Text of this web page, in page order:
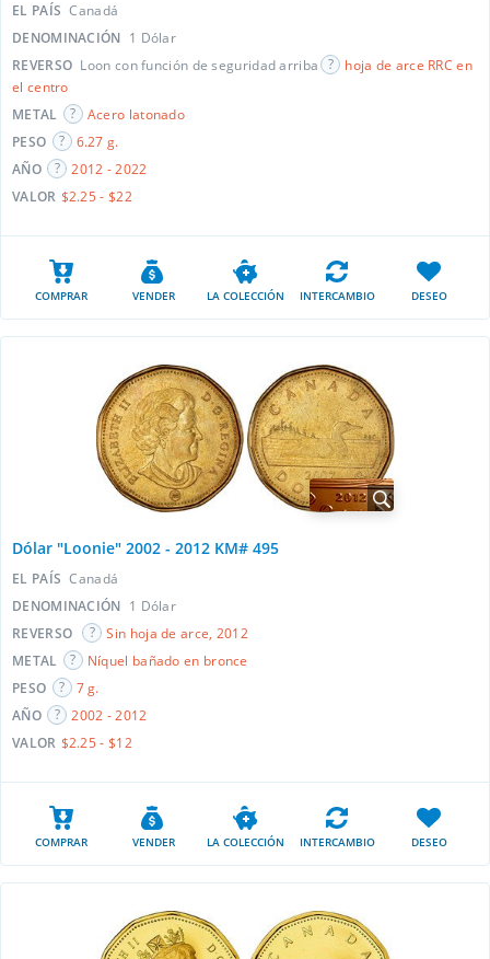
EL PAÍS Canadá
DENOMINACIÓN 1 Dólar
REVERSO Loon con función de seguridad arriba
hoja de arce RRC en
el centro
METAL
Acero latonado
PESO
6.27 g.
AÑO
2012 - 2022
VALOR $2.25 - $22
COMPRAR VENDER LA COLECCIÓN INTERCAMBIO DESEO
Dólar "Loonie" 2002 - 2012 KM# 495
EL PAÍS Canadá
DENOMINACIÓN 1 Dólar
REVERSO
Sin hoja de arce, 2012
METAL
Níquel bañado en bronce
PESO
7 g.
AÑO
2002 - 2012
VALOR $2.25 - $12
COMPRAR VENDER LA COLECCIÓN INTERCAMBIO DESEO